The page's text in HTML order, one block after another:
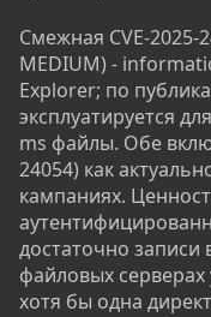
Смежная CVE-2025-
MEDIUM) -
Explorer; по
эксплуатируется
ms файлы. Обе
24054) как
кампаниях.
достаточно
файловых
хотя бы одна